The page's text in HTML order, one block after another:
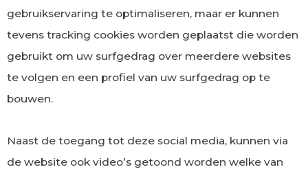
gebruikservaring te optimaliseren, maar er kunnen
tevens tracking cookies worden geplaatst die worden
gebruikt om uw surfgedrag over meerdere websites
te volgen en een profiel van uw surfgedrag op te
bouwen.
Naast de toegang tot deze social media, kunnen via
de website ook video’s getoond worden welke van